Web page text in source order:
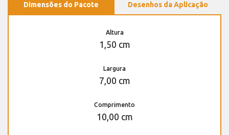
Dimensões do Pacote Desenhos da Aplicação
Altura
1,50 cm
Largura
7,00 cm
Comprimento
10,00 cm